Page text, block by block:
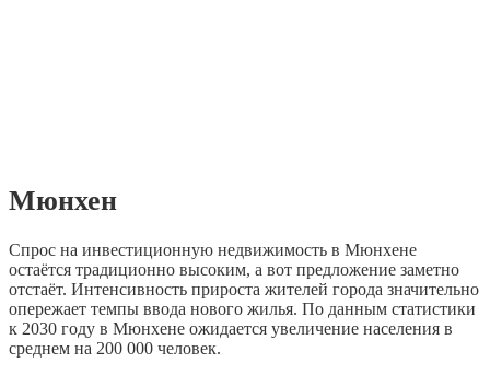
Мюнхен
Спрос на инвестиционную недвижимость в Мюнхене
остаётся традиционно высоким, а вот предложение заметно
отстаёт. Интенсивность прироста жителей города значительно
опережает темпы ввода нового жилья. По данным статистики
к 2030 году в Мюнхене ожидается увеличение населения в
среднем на 200 000 человек.